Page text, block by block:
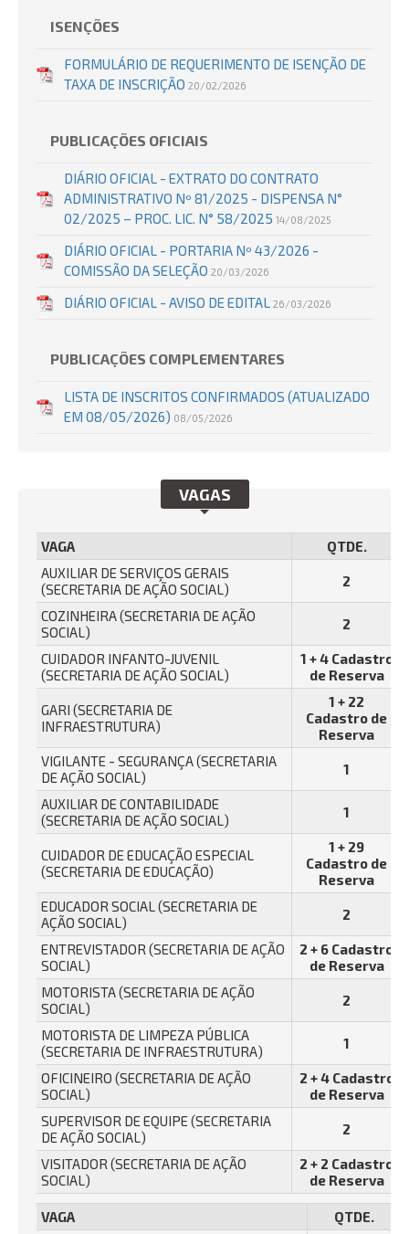
ISENÇÕES
FORMULÁRIO DE REQUERIMENTO DE ISENÇÃO DE
TAXA DE INSCRIÇÃO 20/02/2026
PUBLICAÇÕES OFICIAIS
DIÁRIO OFICIAL - EXTRATO DO CONTRATO
ADMINISTRATIVO Nº 81/2025 - DISPENSA N°
02/2025 – PROC. LIC. N° 58/2025 14/08/2025
DIÁRIO OFICIAL - PORTARIA Nº 43/2026 -
COMISSÃO DA SELEÇÃO 20/03/2026
DIÁRIO OFICIAL - AVISO DE EDITAL 26/03/2026
PUBLICAÇÕES COMPLEMENTARES
LISTA DE INSCRITOS CONFIRMADOS (ATUALIZADO
EM 08/05/2026) 08/05/2026
VAGAS
VAGA
QTDE.
AUXILIAR DE SERVIÇOS GERAIS
(SECRETARIA DE AÇÃO SOCIAL)
2
COZINHEIRA (SECRETARIA DE AÇÃO
SOCIAL)
2
CUIDADOR INFANTO-JUVENIL
(SECRETARIA DE AÇÃO SOCIAL)
1 + 4 Cadastro
de Reserva
GARI (SECRETARIA DE
INFRAESTRUTURA)
1 + 22
Cadastro de
Reserva
VIGILANTE - SEGURANÇA (SECRETARIA
DE AÇÃO SOCIAL)
1
AUXILIAR DE CONTABILIDADE
(SECRETARIA DE AÇÃO SOCIAL)
1
CUIDADOR DE EDUCAÇÃO ESPECIAL
(SECRETARIA DE EDUCAÇÃO)
1 + 29
Cadastro de
Reserva
EDUCADOR SOCIAL (SECRETARIA DE
AÇÃO SOCIAL)
2
ENTREVISTADOR (SECRETARIA DE AÇÃO
SOCIAL)
2 + 6 Cadastro
de Reserva
MOTORISTA (SECRETARIA DE AÇÃO
SOCIAL)
2
MOTORISTA DE LIMPEZA PÚBLICA
(SECRETARIA DE INFRAESTRUTURA)
1
OFICINEIRO (SECRETARIA DE AÇÃO
SOCIAL)
2 + 4 Cadastro
de Reserva
SUPERVISOR DE EQUIPE (SECRETARIA
DE AÇÃO SOCIAL)
2
VISITADOR (SECRETARIA DE AÇÃO
SOCIAL)
2 + 2 Cadastro
de Reserva
VAGA
QTDE.